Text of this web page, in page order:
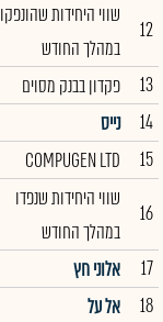
12
שווי היחידות שהונפקו
במהלך החודש
13
פקדון בבנק מסוים
14
נייס
15
COMPUGEN LTD
16
שווי היחידות שנפדו
במהלך החודש
17
אלוני חץ
18
אל על